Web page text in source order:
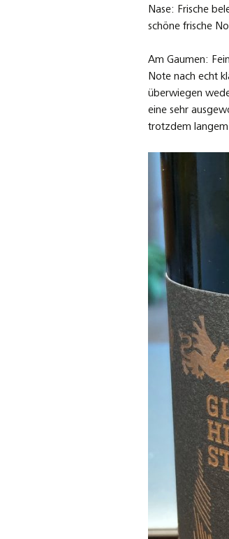
Nase: Frische
schöne frische
Am Gaumen:
Note nach echt
überwiegen
eine sehr
trotzdem